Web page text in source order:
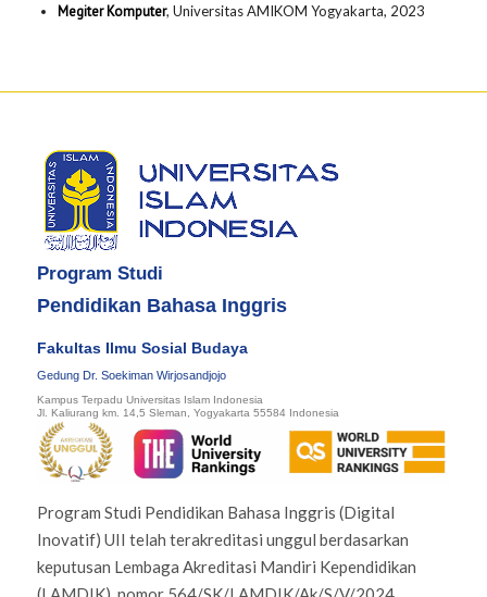
Megiter Komputer, Universitas AMIKOM Yogyakarta, 2023
Program Studi
Pendidikan Bahasa Inggris
Fakultas Ilmu Sosial Budaya
Gedung Dr. Soekiman Wirjosandjojo
Kampus Terpadu Universitas Islam Indonesia
Jl. Kaliurang km. 14,5 Sleman, Yogyakarta 55584 Indonesia
Program Studi Pendidikan Bahasa Inggris (Digital
Inovatif) UII telah terakreditasi unggul berdasarkan
keputusan Lembaga Akreditasi Mandiri Kependidikan